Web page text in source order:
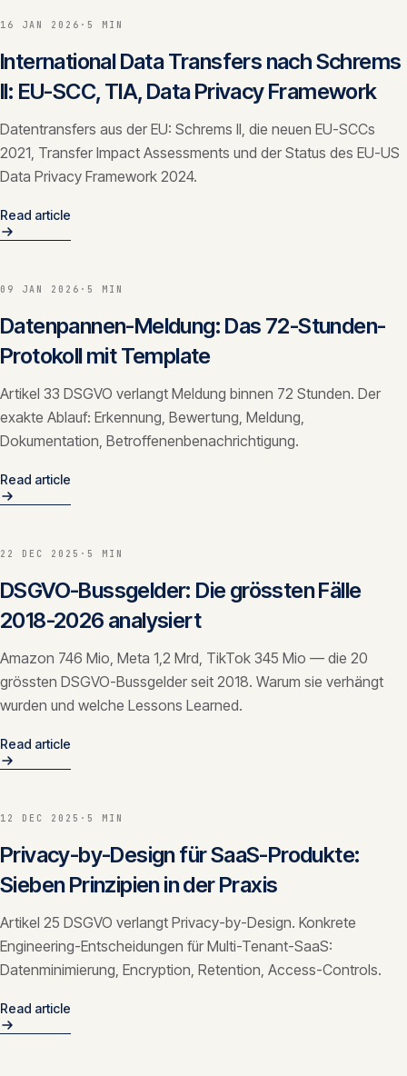
16 JAN 2026 · 5 MIN
International Data Transfers nach Schrems
II: EU-SCC, TIA, Data Privacy Framework
Datentransfers aus der EU: Schrems II, die neuen EU-SCCs
2021, Transfer Impact Assessments und der Status des EU-US
Data Privacy Framework 2024.
Read article
09 JAN 2026 · 5 MIN
Datenpannen-Meldung: Das 72-Stunden-
Protokoll mit Template
Artikel 33 DSGVO verlangt Meldung binnen 72 Stunden. Der
exakte Ablauf: Erkennung, Bewertung, Meldung,
Dokumentation, Betroffenenbenachrichtigung.
Read article
22 DEC 2025 · 5 MIN
DSGVO-Bussgelder: Die grössten Fälle
2018-2026 analysiert
Amazon 746 Mio, Meta 1,2 Mrd, TikTok 345 Mio — die 20
grössten DSGVO-Bussgelder seit 2018. Warum sie verhängt
wurden und welche Lessons Learned.
Read article
12 DEC 2025 · 5 MIN
Privacy-by-Design für SaaS-Produkte:
Sieben Prinzipien in der Praxis
Artikel 25 DSGVO verlangt Privacy-by-Design. Konkrete
Engineering-Entscheidungen für Multi-Tenant-SaaS:
Datenminimierung, Encryption, Retention, Access-Controls.
Read article